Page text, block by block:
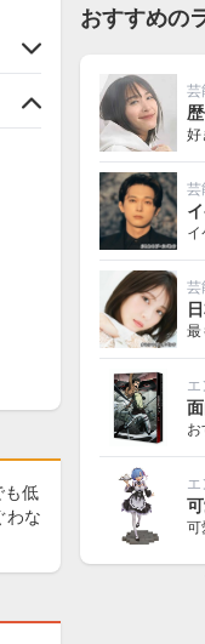
も低
わな
おすすめの
芸
好
芸
イ
芸
最
エ
お
エ
可